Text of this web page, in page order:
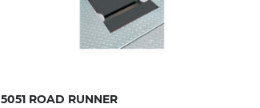
5051 ROAD RUNNER